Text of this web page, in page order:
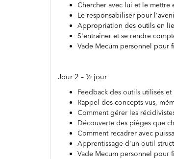
Chercher avec lui et le mettre
Le responsabiliser pour
Appropriation des outils en
S'entrainer et se rendre
Vade Mecum personnel pour
Jour 2 – ½ jour
Feedback des outils utilisés
Rappel des concepts vus,
Comment gérer les
Découverte des pièges que
Comment recadrer avec
Apprentissage d'un outil
Vade Mecum personnel pour